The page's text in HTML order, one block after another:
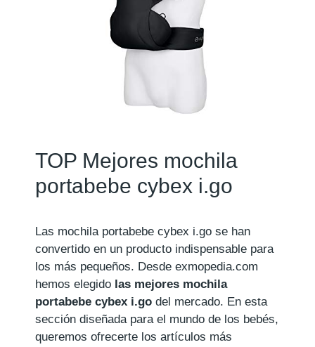
TOP Mejores mochila
portabebe cybex i.go
Las mochila portabebe cybex i.go se han
convertido en un producto indispensable para
los más pequeños. Desde exmopedia.com
hemos elegido las mejores mochila
portabebe cybex i.go del mercado. En esta
sección diseñada para el mundo de los bebés,
queremos ofrecerte los artículos más